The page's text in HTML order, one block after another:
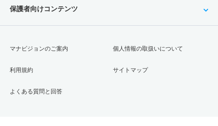
保護者向けコンテンツ
マナビジョンのご案内
利用規約
よくある質問と回答
個人情報の取扱いについて
サイトマップ